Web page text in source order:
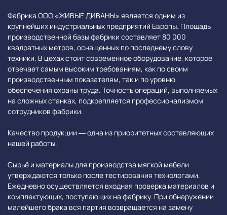
Фабрика ООО «ЖИВЫЕ ДИВАНЫ» является одним из
крупнейших индустриальных предприятий Европы. Площадь
производственной базы фабрики составляет 80 000
квадратных метров, оснащенных по последнему слову
техники. В цехах стоит современное оборудование, которое
отвечает самым высоким требованиям, как по своим
производственным показателям, так и по уровню
обеспечения охраны труда. Точность операций, выполняемых
на сложных станках, подкрепляется профессионализмом
сотрудников фабрики.
Качество продукции — одна из приоритетных составляющих
нашей работы.
Сырьё и материалы для производства мягкой мебели
утверждаются только после тестирования технологами.
Ежедневно осуществляется входная проверка материалов и
комплектующих, поступающих на фабрику. При обнаружении
малейшего брака вся партия возвращается на замену